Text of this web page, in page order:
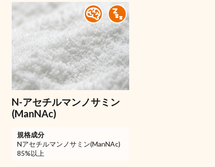
N-アセチルマンノサミン
(ManNAc)
規格成分
Nアセチルマンノサミン(ManNAc)
85%以上